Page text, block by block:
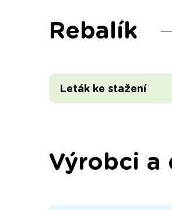
Rebalík
Leták ke stažení
Výrobci